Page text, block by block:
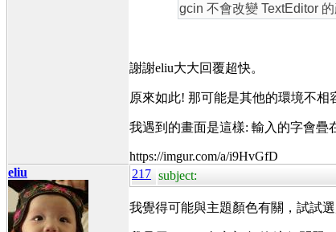
gcin 不會改變 TextEditor 的
謝謝eliu大大回覆超快。
原來如此! 那可能是其他的環境不相
我遇到的畫面是這樣: 輸入的字會疊
https://imgur.com/a/i9HvGfD
eliu
217 subject:
我覺得可能與主題顏色有關，試試選